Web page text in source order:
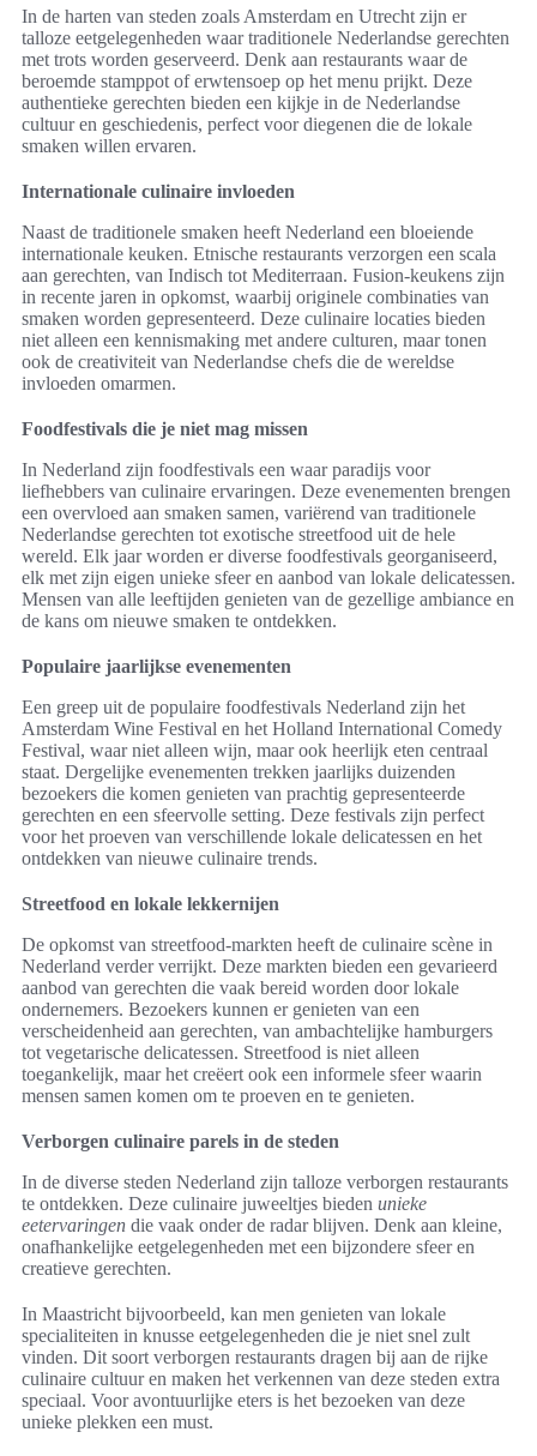
In de harten van steden zoals Amsterdam en Utrecht zijn er
talloze eetgelegenheden waar traditionele Nederlandse gerechten
met trots worden geserveerd. Denk aan restaurants waar de
beroemde stamppot of erwtensoep op het menu prijkt. Deze
authentieke gerechten bieden een kijkje in de Nederlandse
cultuur en geschiedenis, perfect voor diegenen die de lokale
smaken willen ervaren.
Internationale culinaire invloeden
Naast de traditionele smaken heeft Nederland een bloeiende
internationale keuken. Etnische restaurants verzorgen een scala
aan gerechten, van Indisch tot Mediterraan. Fusion-keukens zijn
in recente jaren in opkomst, waarbij originele combinaties van
smaken worden gepresenteerd. Deze culinaire locaties bieden
niet alleen een kennismaking met andere culturen, maar tonen
ook de creativiteit van Nederlandse chefs die de wereldse
invloeden omarmen.
Foodfestivals die je niet mag missen
In Nederland zijn foodfestivals een waar paradijs voor
liefhebbers van culinaire ervaringen. Deze evenementen brengen
een overvloed aan smaken samen, variërend van traditionele
Nederlandse gerechten tot exotische streetfood uit de hele
wereld. Elk jaar worden er diverse foodfestivals georganiseerd,
elk met zijn eigen unieke sfeer en aanbod van lokale delicatessen.
Mensen van alle leeftijden genieten van de gezellige ambiance en
de kans om nieuwe smaken te ontdekken.
Populaire jaarlijkse evenementen
Een greep uit de populaire foodfestivals Nederland zijn het
Amsterdam Wine Festival en het Holland International Comedy
Festival, waar niet alleen wijn, maar ook heerlijk eten centraal
staat. Dergelijke evenementen trekken jaarlijks duizenden
bezoekers die komen genieten van prachtig gepresenteerde
gerechten en een sfeervolle setting. Deze festivals zijn perfect
voor het proeven van verschillende lokale delicatessen en het
ontdekken van nieuwe culinaire trends.
Streetfood en lokale lekkernijen
De opkomst van streetfood-markten heeft de culinaire scène in
Nederland verder verrijkt. Deze markten bieden een gevarieerd
aanbod van gerechten die vaak bereid worden door lokale
ondernemers. Bezoekers kunnen er genieten van een
verscheidenheid aan gerechten, van ambachtelijke hamburgers
tot vegetarische delicatessen. Streetfood is niet alleen
toegankelijk, maar het creëert ook een informele sfeer waarin
mensen samen komen om te proeven en te genieten.
Verborgen culinaire parels in de steden
In de diverse steden Nederland zijn talloze verborgen restaurants
te ontdekken. Deze culinaire juweeltjes bieden unieke
eetervaringen die vaak onder de radar blijven. Denk aan kleine,
onafhankelijke eetgelegenheden met een bijzondere sfeer en
creatieve gerechten.
In Maastricht bijvoorbeeld, kan men genieten van lokale
specialiteiten in knusse eetgelegenheden die je niet snel zult
vinden. Dit soort verborgen restaurants dragen bij aan de rijke
culinaire cultuur en maken het verkennen van deze steden extra
speciaal. Voor avontuurlijke eters is het bezoeken van deze
unieke plekken een must.